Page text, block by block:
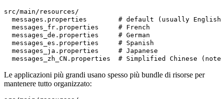
src/main/resources/
messages.properties        # default (usually
  messages_fr.properties     # French
  messages_de.properties     # German
  messages_es.properties     # Spanish
  messages_ja.properties     # Japanese
Le applicazioni più grandi usano spesso più bundle di risorse per
mantenere tutto organizzato: